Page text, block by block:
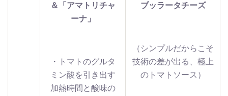
＆「アマトリチャ
ーナ」
・トマトのグルタ
ミン酸を引き出す
加熱時間と酸味の
ブッラータチーズ
（シンプルだからこそ
技術の差が出る、極上
のトマトソース）